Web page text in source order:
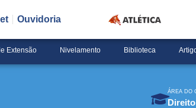
Ouvidoria
Extensão Nivelamento Biblioteca
ÁREA DO
Direito